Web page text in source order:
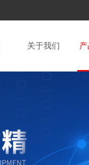
关于我们